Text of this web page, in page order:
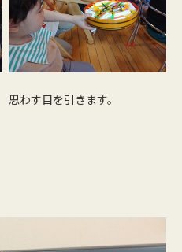
思わす目を引きます。